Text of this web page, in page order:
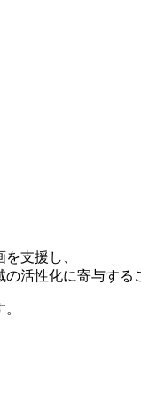
支援し、
活性化に寄与する